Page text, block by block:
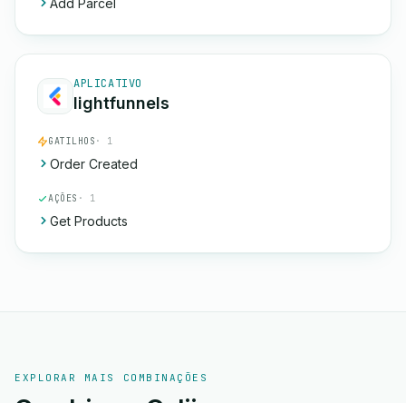
Add Parcel
APLICATIVO
lightfunnels
GATILHOS · 1
Order Created
AÇÕES · 1
Get Products
EXPLORAR MAIS COMBINAÇÕES